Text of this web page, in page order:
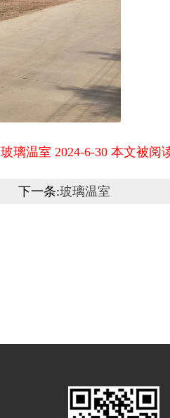
玻璃温室 2024-6-30 本文被阅
下一条:玻璃温室